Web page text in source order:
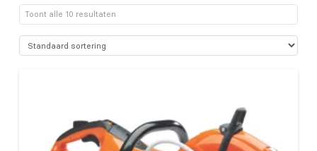
Toont alle 10 resultaten